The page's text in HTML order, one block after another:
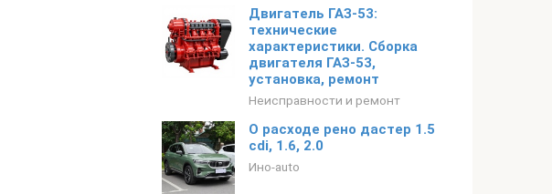
Двигатель ГАЗ-53:
технические
характеристики. Сборка
двигателя ГАЗ-53,
установка, ремонт
Неисправности и ремонт
О расходе рено дастер 1.5
cdi, 1.6, 2.0
Ино-auto